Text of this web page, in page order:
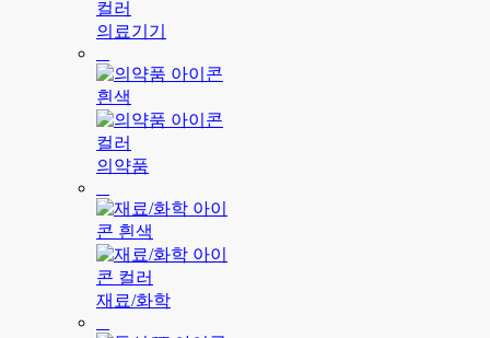
의료기기
의약품
재료/화학